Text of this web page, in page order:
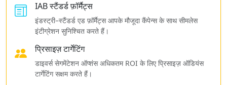
IAB स्टैंडर्ड फ़ॉर्मैट्स
इंडस्ट्री–स्टैंडर्ड एड फ़ॉर्मैट्स आपके मौजूदा कैंपेन्स के साथ सीमलेस
इंटीग्रेशन सुनिश्चित करते हैं।
प्रिसाइज़ टार्गेटिंग
डाइवर्स सेगमेंटेशन ऑप्शंस अधिकतम ROI के लिए प्रिसाइज़ ऑडियंस
टार्गेटिंग सक्षम करते हैं।